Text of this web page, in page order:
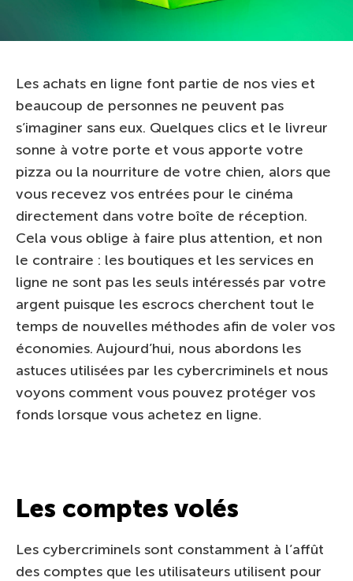
Les achats en ligne font partie de nos vies et
beaucoup de personnes ne peuvent pas
s’imaginer sans eux. Quelques clics et le livreur
sonne à votre porte et vous apporte votre
pizza ou la nourriture de votre chien, alors que
vous recevez vos entrées pour le cinéma
directement dans votre boîte de réception.
Cela vous oblige à faire plus attention, et non
le contraire : les boutiques et les services en
ligne ne sont pas les seuls intéressés par votre
argent puisque les escrocs cherchent tout le
temps de nouvelles méthodes afin de voler vos
économies. Aujourd’hui, nous abordons les
astuces utilisées par les cybercriminels et nous
voyons comment vous pouvez protéger vos
fonds lorsque vous achetez en ligne.
Les comptes volés
Les cybercriminels sont constamment à l’affût
des comptes que les utilisateurs utilisent pour